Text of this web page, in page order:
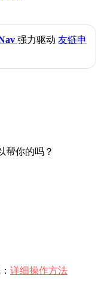
强力驱动 友链申
帮你的吗？
详细操作方法